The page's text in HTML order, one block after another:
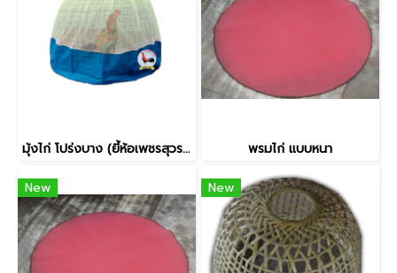
มุ้งไก่ โปร่งบาง (ยี้ห้อเพชรสุวรรณ) พรมไก่ แบบหนา
New New